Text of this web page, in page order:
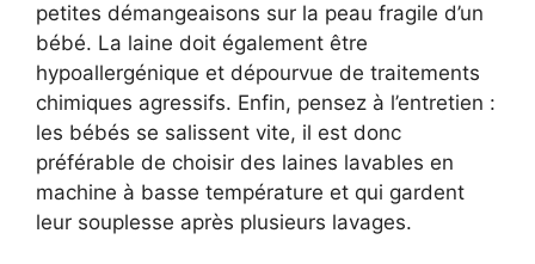
petites démangeaisons sur la peau fragile d’un
bébé. La laine doit également être
hypoallergénique et dépourvue de traitements
chimiques agressifs. Enfin, pensez à l’entretien :
les bébés se salissent vite, il est donc
préférable de choisir des laines lavables en
machine à basse température et qui gardent
leur souplesse après plusieurs lavages.